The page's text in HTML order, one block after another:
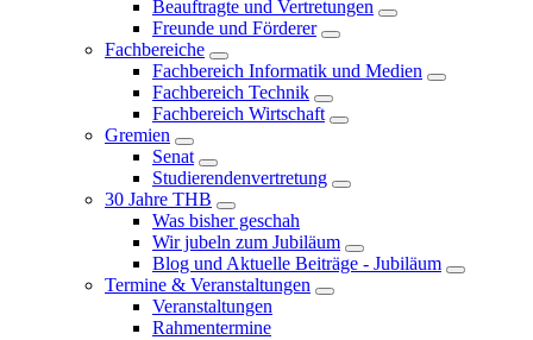
Beauftragte und Vertretungen
Freunde und Förderer
Fachbereiche
Fachbereich Informatik und Medien
Fachbereich Technik
Fachbereich Wirtschaft
Gremien
Senat
Studierendenvertretung
30 Jahre THB
Was bisher geschah
Wir jubeln zum Jubiläum
Blog und Aktuelle Beiträge - Jubiläum
Termine & Veranstaltungen
Veranstaltungen
Rahmentermine